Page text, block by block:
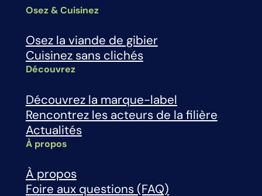
Osez & Cuisinez
Osez la viande de gibier
Cuisinez sans clichés
Découvrez
Découvrez la marque-label
Rencontrez les acteurs de la filière
Actualités
À propos
À propos
Foire aux questions (FAQ)